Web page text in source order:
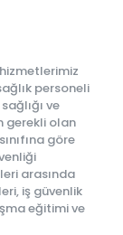
personeli
ve
gerekli olan
göre
arasında
iş güvenlik
eğitimi ve